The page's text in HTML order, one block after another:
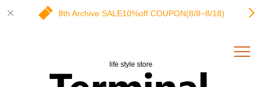
8th Archive SALE10%off COUPON(8/8~8/18)
life style store